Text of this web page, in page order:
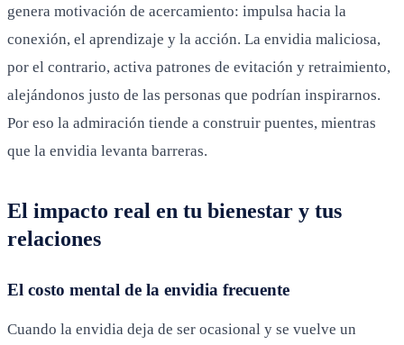
genera motivación de acercamiento: impulsa hacia la
conexión, el aprendizaje y la acción. La envidia maliciosa,
por el contrario, activa patrones de evitación y retraimiento,
alejándonos justo de las personas que podrían inspirarnos.
Por eso la admiración tiende a construir puentes, mientras
que la envidia levanta barreras.
El impacto real en tu bienestar y tus
relaciones
El costo mental de la envidia frecuente
Cuando la envidia deja de ser ocasional y se vuelve un